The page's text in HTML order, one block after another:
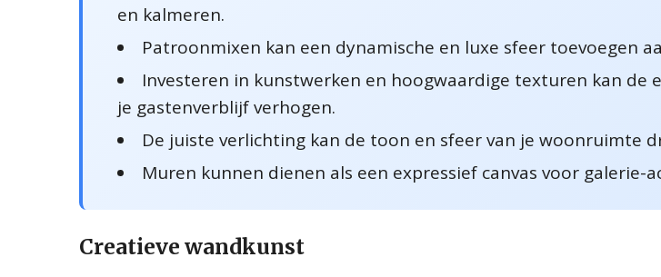
en kalmeren.
Patroonmixen kan een dynamische en luxe sfeer toevoegen
Investeren in kunstwerken en hoogwaardige texturen kan de
je gastenverblijf verhogen.
De juiste verlichting kan de toon en sfeer van je woonruimte
Muren kunnen dienen als een expressief canvas voor galerie-
Creatieve wandkunst